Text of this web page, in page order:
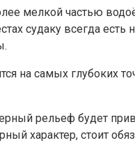
мелкой частью
судаку всегда есть
на самых глубоких
рельеф будет
характер, стоит